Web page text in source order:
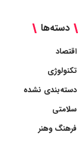
دسته‌ها
اقتصاد
تکنولوژی
دسته‌بندی نشده
سلامتی
فرهنگ وهنر